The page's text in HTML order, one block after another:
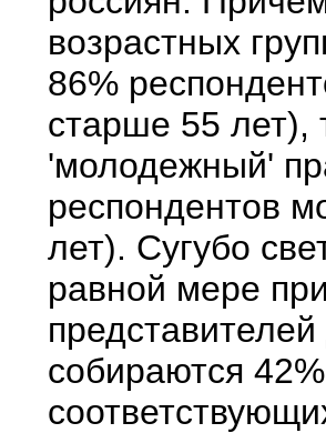
возрастных
86%
старше 55
'молодежный'
респондентов
лет). Сугубо
равной мере
собираются